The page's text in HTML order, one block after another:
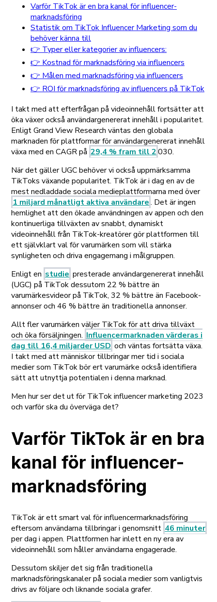
Varför TikTok är en bra kanal för influencer-
marknadsföring
Statistik om TikTok Influencer Marketing som du
behöver känna till
👉 Typer eller kategorier av influencers:
👉 Kostnad för marknadsföring via influencers
👉 Målen med marknadsföring via influencers
👉 ROI för marknadsföring av influencers på TikTok
I takt med att efterfrågan på videoinnehåll fortsätter att
öka växer också användargenererat innehåll i popularitet.
Enligt Grand View Research väntas den globala
marknaden för plattformar för användargenererat innehåll
växa med en CAGR på 29,4 % fram till 2030.
När det gäller UGC behöver vi också uppmärksamma
TikToks växande popularitet. TikTok är i dag en av de
mest nedladdade sociala medieplattformarna med över
1 miljard månatligt aktiva användare. Det är ingen
hemlighet att den ökade användningen av appen och den
kontinuerliga tillväxten av snabbt, dynamiskt
videoinnehåll från TikTok-kreatörer gör plattformen till
ett självklart val för varumärken som vill stärka
synligheten och driva engagemang i målgruppen.
Enligt en studie presterade användargenererat innehåll
(UGC) på TikTok dessutom 22 % bättre än
varumärkesvideor på TikTok, 32 % bättre än Facebook-
annonser och 46 % bättre än traditionella annonser.
Allt fler varumärken väljer TikTok för att driva tillväxt
och öka försäljningen. Influencermarknaden värderas i
dag till 16,4 miljarder USD och väntas fortsätta växa.
I takt med att människor tillbringar mer tid i sociala
medier som TikTok bör ert varumärke också identifiera
sätt att utnyttja potentialen i denna marknad.
Men hur ser det ut för TikTok influencer marketing 2023
och varför ska du överväga det?
Varför TikTok är en bra
kanal för influencer-
marknadsföring
TikTok är ett smart val för influencermarknadsföring
eftersom användarna tillbringar i genomsnitt 46 minuter
per dag i appen. Plattformen har inlett en ny era av
videoinnehåll som håller användarna engagerade.
Dessutom skiljer det sig från traditionella
marknadsföringskanaler på sociala medier som vanligtvis
drivs av följare och liknande sociala grafer.